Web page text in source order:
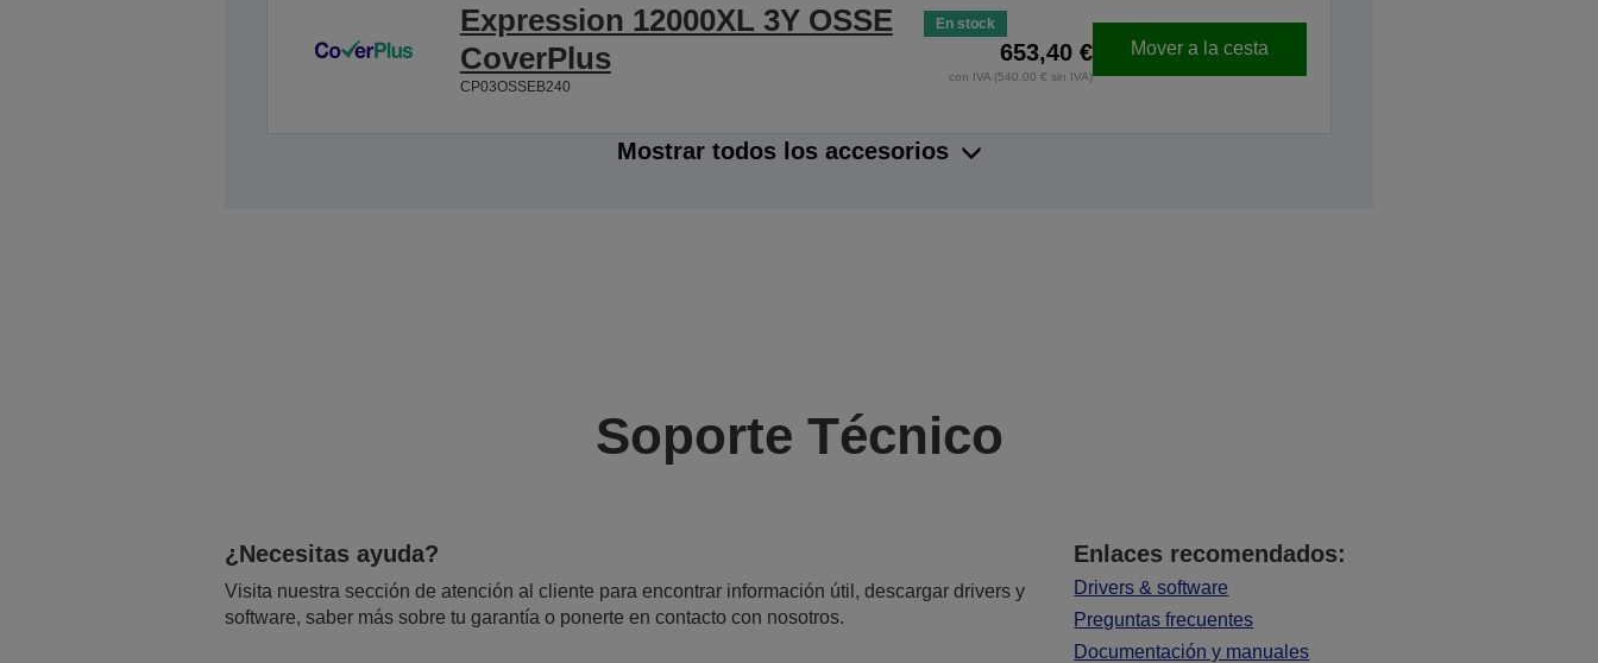
Expression 12000XL 3Y OSSE
CoverPlus
CP03OSSEB240
En stock
653,40 €
con IVA (540,00 € sin IVA)
Mover a la cesta
Mostrar todos los accesorios
Soporte Técnico
¿Necesitas ayuda?
Visita nuestra sección de atención al cliente para encontrar información útil, descargar drivers y
software, saber más sobre tu garantía o ponerte en contacto con nosotros.
Enlaces recomendados:
Drivers & software
Preguntas frecuentes
Documentación y manuales